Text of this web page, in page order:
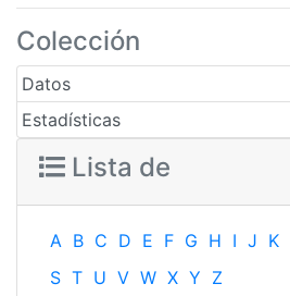
Colección
Datos
Estadísticas
Lista de
A B C D E F G H I J K
S T U V W X Y Z